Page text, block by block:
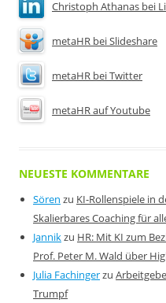
Christoph Athanas bei
metaHR bei Slideshare
metaHR bei Twitter
metaHR auf Youtube
NEUESTE KOMMENTARE
Sören zu KI-Rollenspiele in
Skalierbares Coaching für
Jannikzu HR: Mit KI zum
Prof. Peter M. Wald über
Julia Fachingerzu
Trumpf